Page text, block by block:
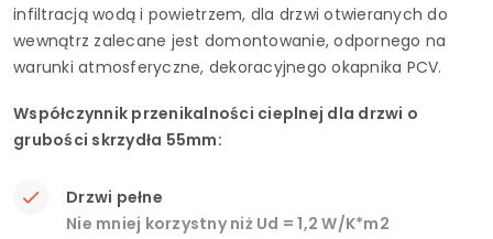
infiltracją wodą i powietrzem, dla drzwi otwieranych do
wewnątrz zalecane jest domontowanie, odpornego na
warunki atmosferyczne, dekoracyjnego okapnika PCV.
Współczynnik przenikalności cieplnej dla drzwi o
grubości skrzydła 55mm:
Drzwi pełne
Nie mniej korzystny niż Ud = 1,2 W/K*m2